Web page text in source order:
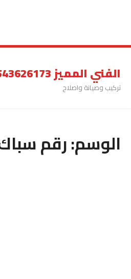
الفني المميز 0543626173
تركيب وصيانة واصلاح
الوسم:رقم سباك